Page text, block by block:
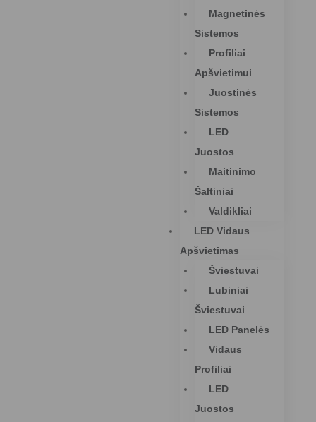
Magnetinės
Sistemos
Profiliai
Apšvietimui
Juostinės
Sistemos
LED
Juostos
Maitinimo
Šaltiniai
Valdikliai
LED Vidaus
Apšvietimas
Šviestuvai
Lubiniai
Šviestuvai
LED Panelės
Vidaus
Profiliai
LED
Juostos